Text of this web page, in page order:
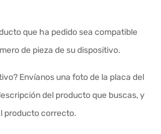
que ha pedido sea compatible
de pieza de su dispositivo.
Envíanos una foto de la placa del
del producto que buscas, y
producto correcto.